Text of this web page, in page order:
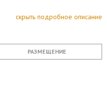
скрыть подробное описание
РАЗМЕЩЕНИЕ